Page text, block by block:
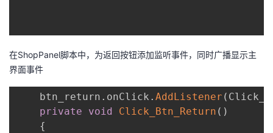
在ShopPanel脚本中，为返回按钮添加监听事件，同时广播显示主
界面事件
    btn_return
. onClick . AddListener (
private
void Click_Btn_Return ( )
{